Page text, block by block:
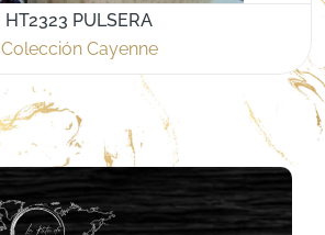
HT2323 PULSERA
Colección Cayenne